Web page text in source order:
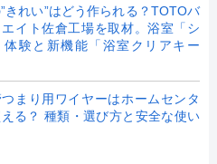
きれい”はどう作られる？TOTOバ
エイト佐倉工場を取材。浴室「シ
体験と新機能「浴室クリアキー
まり用ワイヤーはホームセンタ
る？ 種類・選び方と安全な使い